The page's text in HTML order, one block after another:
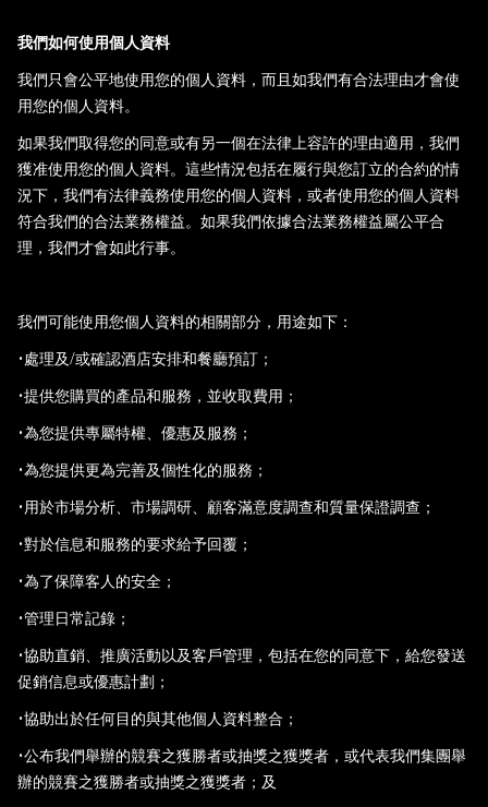
我們如何使用個人資料
我們只會公平地使用您的個人資料，而且如我們有合法理由才會使
用您的個人資料。
如果我們取得您的同意或有另一個在法律上容許的理由適用，我們
獲准使用您的個人資料。這些情況包括在履行與您訂立的合約的情
況下，我們有法律義務使用您的個人資料，或者使用您的個人資料
符合我們的合法業務權益。如果我們依據合法業務權益屬公平合
理，我們才會如此行事。
我們可能使用您個人資料的相關部分，用途如下：
•處理及/或確認酒店安排和餐廳預訂；
•提供您購買的產品和服務，並收取費用；
•為您提供專屬特權、優惠及服務；
•為您提供更為完善及個性化的服務；
•用於市場分析、市場調研、顧客滿意度調查和質量保證調查；
•對於信息和服務的要求給予回覆；
•為了保障客人的安全；
•管理日常記錄；
•協助直銷、推廣活動以及客戶管理，包括在您的同意下，給您發送
促銷信息或優惠計劃；
•協助出於任何目的與其他個人資料整合；
•公布我們舉辦的競賽之獲勝者或抽獎之獲獎者，或代表我們集團舉
辦的競賽之獲勝者或抽獎之獲獎者；及